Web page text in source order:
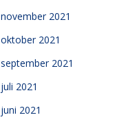
november 2021
oktober 2021
september 2021
juli 2021
juni 2021